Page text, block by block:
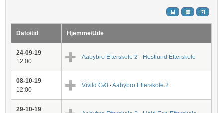
Dato/tid Hjemme/Ude
24-09-19
12:00
Aabybro Efterskole 2 - Hestlund Efterskole
08-10-19
12:00
Vivild G&I -Aabybro Efterskole 2
29-10-19